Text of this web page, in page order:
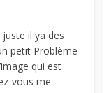
juste il ya des
petit Problème
qui est
vous me